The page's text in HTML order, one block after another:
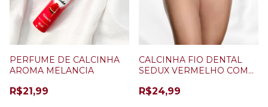
PERFUME DE CALCINHA
AROMA MELANCIA
R$21,99
CALCINHA FIO DENTAL
SEDUX VERMELHO COM
R$24,99